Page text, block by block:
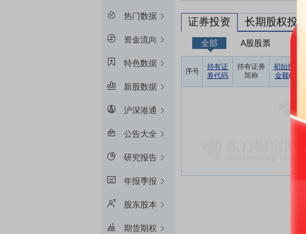
热门数据
资金流向
特色数据
新股数据
沪深港通
公告大全
研究报告
年报季报
股东股本
期货期权
证券投资 长期股权投资
全部 A股股票
序号
持有证
券代码
持有证券
简称
初始投资
金额(元)